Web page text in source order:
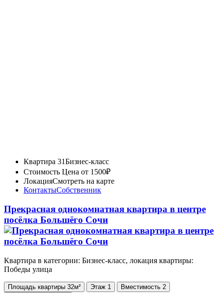
Квартира 31Бизнес-класс
Стоимость Цена от 1500₽
ЛокацияСмотреть на карте
КонтактыСобственник
Прекрасная однокомнатная квартира в центре
посёлка Большёго Сочи
Квартира в категории: Бизнес-класс, локация квартиры:
Победы улица
Площадь квартиры 32м² Этаж 1 Вместимость 2